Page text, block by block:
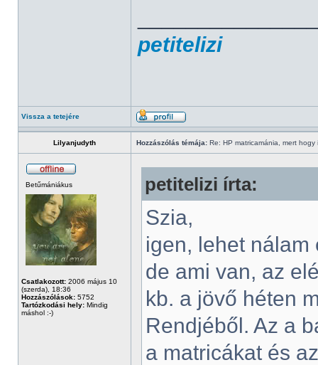
petitelizi
Vissza a tetejére
Lilyanjudyth Hozzászólás témája: Re: HP matricamánia, mert hogy
Betűmániákus
Csatlakozott: 2006 május 10
(szerda), 18:36
Hozzászólások: 5752
Tartózkodási hely: Mindig
máshol :-)
petitelizi írta:
Szia,
igen, lehet
de ami van, az
kb. a jövő héten
Rendjéből. Az a
a matricákat és